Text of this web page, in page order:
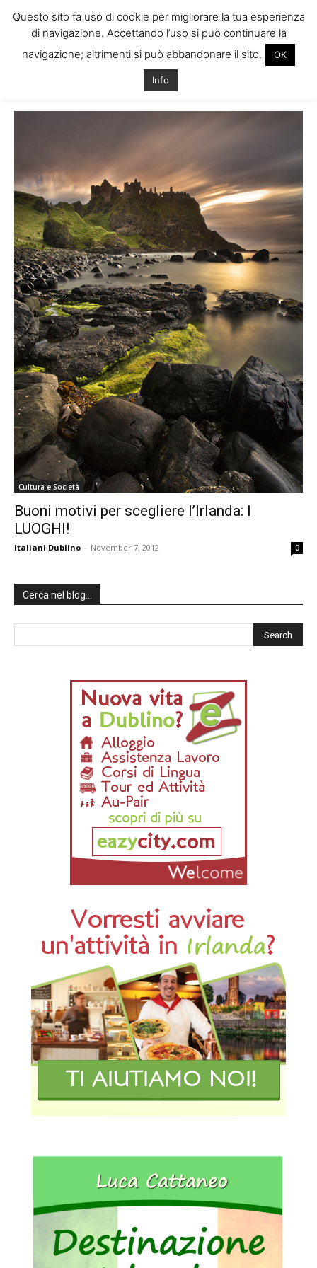
Tag: da non perdere irlanda
Cultura e Società
Buoni motivi per scegliere l’Irlanda: I
LUOGHI!
Italiani Dublino - November 7, 2012 0
Cerca nel blog…
Questo sito fa uso di cookie per migliorare la tua esperienza
di navigazione. Accettando l’uso si può continuare la
navigazione; altrimenti si può abbandonare il sito.
OK
Info